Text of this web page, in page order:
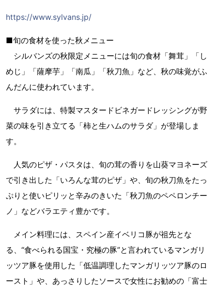
https://www.sylvans.jp/
■旬の食材を使った秋メニュー
シルバンズの秋限定メニューには旬の食材「舞茸」「し
めじ」「薩摩芋」「南瓜」「秋刀魚」など、秋の味覚がふ
んだんに使われています。
サラダには、特製マスタードビネガードレッシングが野
菜の味を引き立てる「柿と生ハムのサラダ」が登場しま
す。
人気のピザ・パスタは、旬の茸の香りを山葵マヨネーズ
で引き出した「いろんな茸のピザ」や、旬の秋刀魚をたっ
ぷりと使いピリッと辛みのきいた「秋刀魚のペペロンチー
ノ」などバラエティ豊かです。
メイン料理には、スペイン産イベリコ豚が祖先とな
る、“食べられる国宝・究極の豚”と言われているマンガリ
ッツア豚を使用した「低温調理したマンガリッツア豚のロ
ースト」や、あっさりしたソースで女性にお勧めの「富士